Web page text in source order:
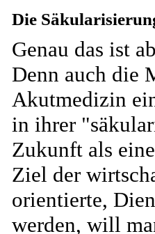
Die
Genau das ist
Denn auch die
Akutmedizin
in ihrer
Zukunft als
Ziel der
orientierte,
werden, will